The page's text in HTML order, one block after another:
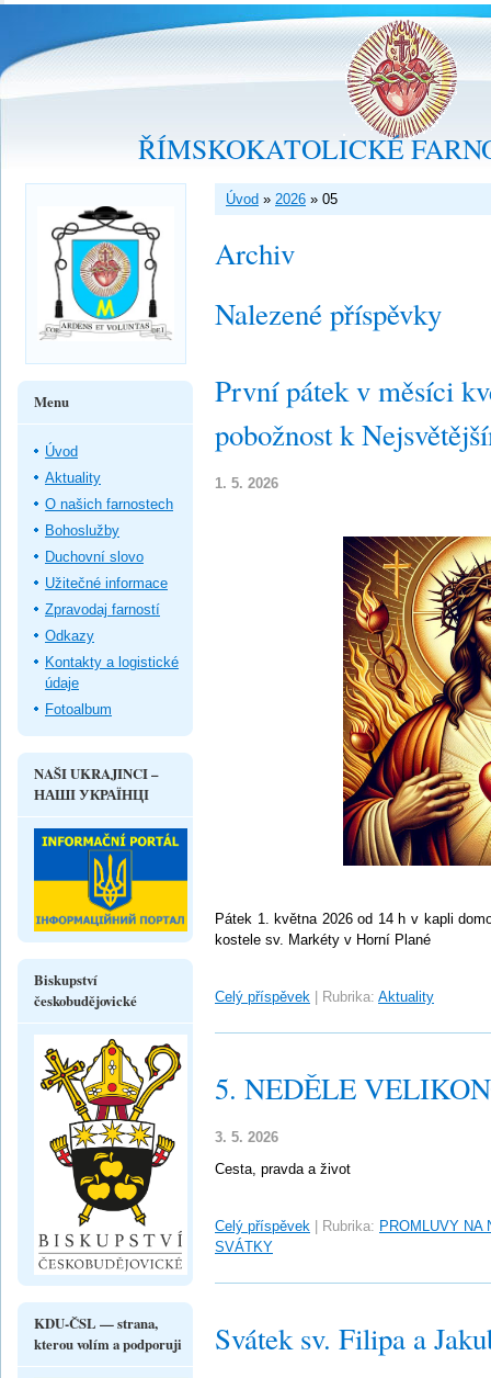
ŘÍMSKOKATOLICKÉ
Úvod » 2026 » 05
Archiv
Nalezené příspěvky
První pátek v měsíci
pobožnost k
1. 5. 2026
Pátek 1. května 2026 od 14 h v kapli
kostele sv. Markéty v Horní Plané
Celý příspěvek Rubrika: Aktuality
5. NEDĚLE
3. 5. 2026
Cesta, pravda a život
Celý příspěvek Rubrika: PROMLUVY NA
SVÁTKY
Svátek sv. Filipa a
Menu
Úvod
Aktuality
O našich farnostech
Bohoslužby
Duchovní slovo
Užitečné informace
Zpravodaj farností
Odkazy
Kontakty a logistické
údaje
Fotoalbum
NAŠI UKRAJINCI –
НАШІ УКРАЇНЦІ
Biskupství
českobudějovické
KDU-ČSL — strana,
kterou volím a podporuji